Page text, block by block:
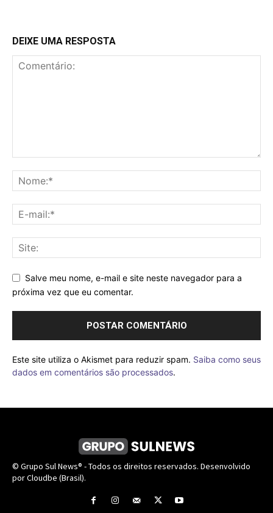
DEIXE UMA RESPOSTA
Salve meu nome, e-mail e site neste navegador para a
próxima vez que eu comentar.
Este site utiliza o Akismet para reduzir spam. Saiba como seus
dados em comentários são processados.
© Grupo Sul News® - Todos os direitos reservados. Desenvolvido
por Cloudbe (Brasil).